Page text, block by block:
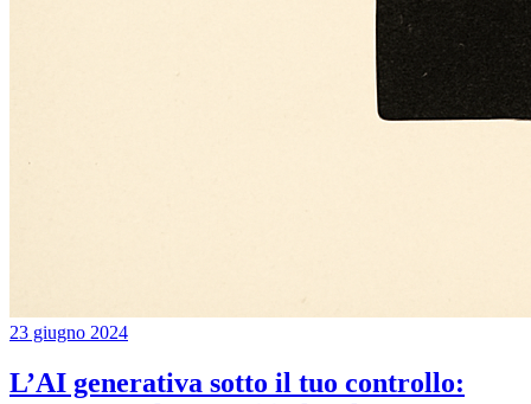
23 giugno 2024
L’AI generativa sotto il tuo controllo: